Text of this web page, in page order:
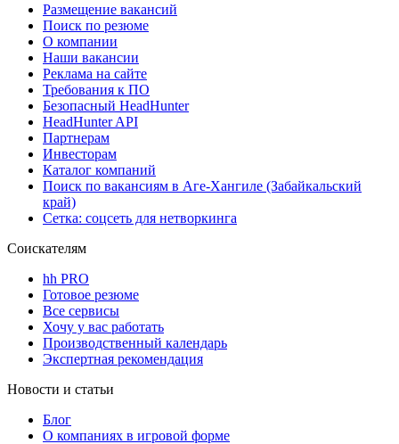
Размещение вакансий
Поиск по резюме
О компании
Наши вакансии
Реклама на сайте
Требования к ПО
Безопасный HeadHunter
HeadHunter API
Партнерам
Инвесторам
Каталог компаний
Поиск по вакансиям в Аге-Хангиле (Забайкальский
край)
Сетка: соцсеть для нетворкинга
Соискателям
hh PRO
Готовое резюме
Все сервисы
Хочу у вас работать
Производственный календарь
Экспертная рекомендация
Новости и статьи
Блог
О компаниях в игровой форме